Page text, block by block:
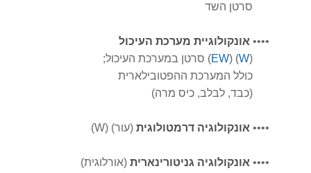
סרטן השד
•••• אונקולוגיית מערכת העיכול
(
W
) (
EW
) סרטן במערכת העיכול;
כולל המערכת ההפטובילארית
(כבד, לבלב, כיס מרה)
•••• אונקולוגיה דרמטולוגית (עור) (W)
•••• אונקולוגיה גניטורינארית (אורלוגית)